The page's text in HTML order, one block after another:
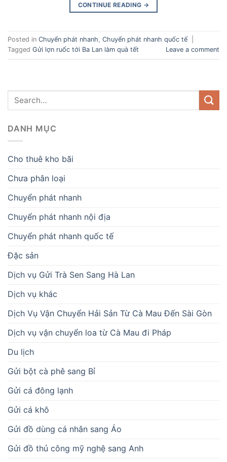
CONTINUE READING →
Posted in Chuyển phát nhanh, Chuyển phát nhanh quốc tế
Tagged Gửi lợn ruốc tới Ba Lan làm quà tết Leave a comment
DANH MỤC
Cho thuê kho bãi
Chưa phân loại
Chuyển phát nhanh
Chuyển phát nhanh nội địa
Chuyển phát nhanh quốc tế
Đặc sản
Dịch vụ Gửi Trà Sen Sang Hà Lan
Dịch vụ khác
Dịch Vụ Vận Chuyển Hải Sản Từ Cà Mau Đến Sài Gòn
Dịch vụ vận chuyển loa từ Cà Mau đi Pháp
Du lịch
Gửi bột cà phê sang Bỉ
Gửi cá đông lạnh
Gửi cá khô
Gửi đồ dùng cá nhân sang Áo
Gửi đồ thủ công mỹ nghệ sang Anh